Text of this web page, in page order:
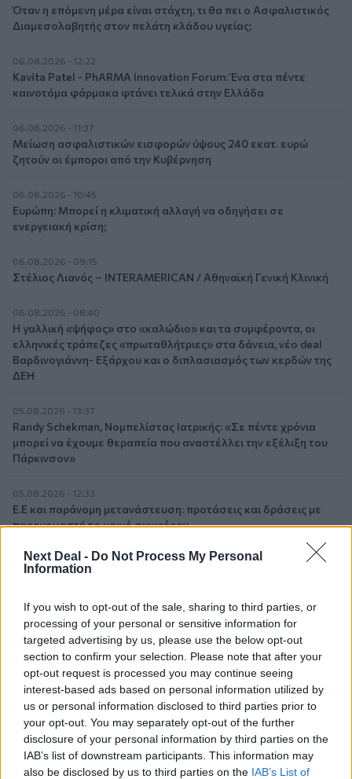
Next Deal - Do Not Process My Personal
Information
If you wish to opt-out of the sale, sharing to third parties, or
processing of your personal or sensitive information for
targeted advertising by us, please use the below opt-out
section to confirm your selection. Please note that after your
opt-out request is processed you may continue seeing
interest-based ads based on personal information utilized by
us or personal information disclosed to third parties prior to
your opt-out. You may separately opt-out of the further
disclosure of your personal information by third parties on the
IAB’s list of downstream participants. This information may
also be disclosed by us to third parties on the IAB’s List of
Όταν η επόμενη μέρα είναι στάχτη, τι θα πει ο Ασφαλιστικός
Διαμεσολαβητής στον πελάτη κλάδου υγείας;
06.08.2026 - 12:22
Kavita Patel - PhARMA Innovation Forum: Ένα στα πέντε
καινοτόμα φάρμακα φτάνει τελικά στην Ελλάδα
06.08.2026 - 11:37
Μείωση ασφαλιστικών εισφορών ύψους 240 εκατ. ευρώ
ζητούν οι έμποροι από την Κυβέρνηση
06.08.2026 - 10:45
Ευρώπη: Μπορεί η κλιματική αλλαγή να οδηγήσει σε
ενεργειακή κρίση;
06.08.2026 - 09:15
Στέλιος Λιανός – INTERAMERICAN / Αθηναϊκή Γενική Κλινική
06.08.2026 - 08:40
Η γαλλική «ψήφος» στο «καλώδιο» και τα συμφέροντα, οι
ελληνικές τράπεζες «πρωταθλήτριες» στα δάνεια, νέο deal
Βαρδινογιάννη- Εξάρχου και ο διπλασιασμός των κερδών της
ΔΕΗ
05.08.2026 - 13:37
Randy Schekman, Νομπελίστας Ιατρικής: «Σε πέντε χρόνια
μπορεί να έχουμε θεραπεία που αναστέλλει την εξέλιξη του
Πάρκινσον»
05.08.2026 - 12:33
Ε.Ε και παράνομη μετανάστευση: προτάσεις και δράσεις με
παρονομαστή το κοινό συμφέρον
05.08.2026 - 12:11
Αντώνης Βουκλαρής - «ΕΡΡΙΚΟΣ ΝΤΥΝΑΝ»
05.08.2026 - 11:30
Η νέα εποχή στην εκπαίδευση των ασφαλιστικών
διαμεσολαβητών
ΠΕΡΙΣΣΟΤΕΡΑ